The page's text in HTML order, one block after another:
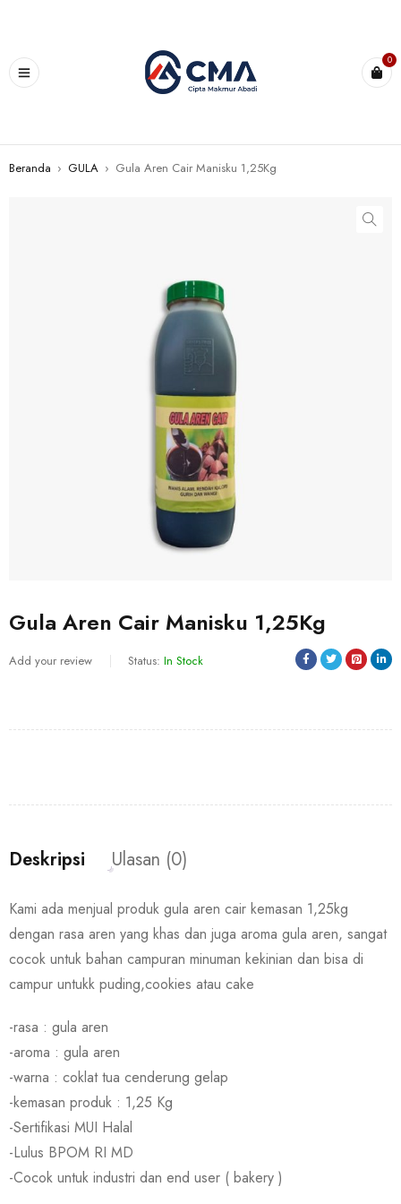
0
Beranda › GULA › Gula Aren Cair Manisku 1,25Kg
Gula Aren Cair Manisku 1,25Kg
Add your review Status: In Stock
Deskripsi Ulasan (0)
Kami ada menjual produk gula aren cair kemasan 1,25kg
dengan rasa aren yang khas dan juga aroma gula aren, sangat
cocok untuk bahan campuran minuman kekinian dan bisa di
campur untukk puding,cookies atau cake
-rasa : gula aren
-aroma : gula aren
-warna : coklat tua cenderung gelap
-kemasan produk : 1,25 Kg
-Sertifikasi MUI Halal
-Lulus BPOM RI MD
-Cocok untuk industri dan end user ( bakery )